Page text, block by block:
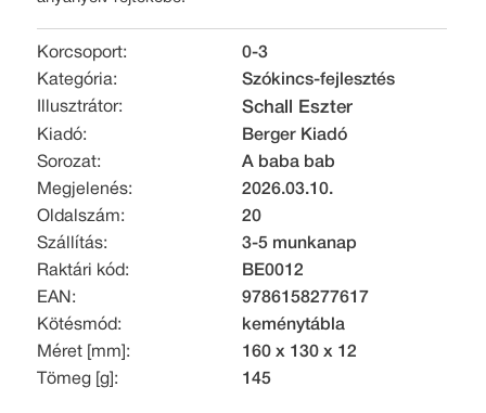
Korcsoport:
0-3
Kategória:
Szókincs-fejlesztés
Illusztrátor:
Schall Eszter
Kiadó:
Berger Kiadó
Sorozat:
A baba bab
Megjelenés:
2026.03.10.
Oldalszám:
20
Szállítás:
3-5 munkanap
Raktári kód:
BE0012
EAN:
9786158277617
Kötésmód:
keménytábla
Méret [mm]:
160 x 130 x 12
Tömeg [g]:
145